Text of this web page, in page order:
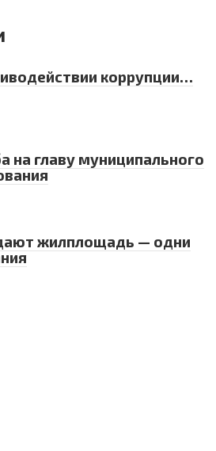
коррупции…
на главу муниципального
жилплощадь — одни